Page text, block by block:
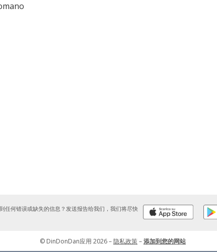
任何错误或缺失的信息？发送报告给我们，我们将尽快
© DinDonDan应用 2026–隐私政策–添加到您的网站